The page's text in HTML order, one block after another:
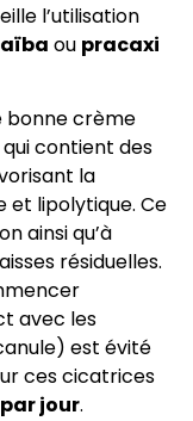
l’utilisation
ou pracaxi
bonne crème
contient des
la
lipolytique. Ce
ainsi qu’à
résiduelles.
avec les
est évité
ces cicatrices
jour.